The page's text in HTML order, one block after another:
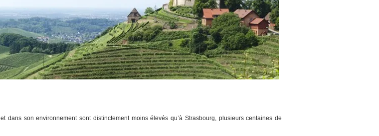
et dans son environnement sont distinctement moins élevés qu’à Strasbourg, plusieurs centaines de